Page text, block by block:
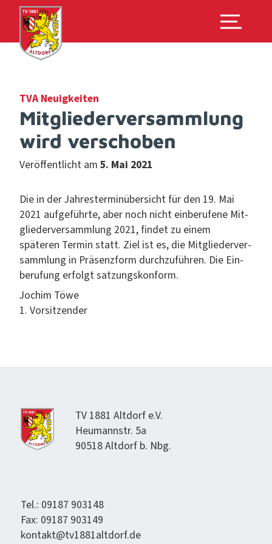
TVA Neuigkeiten
Mitgliederversammlung
wird verschoben
Veröffentlicht am 5. Mai 2021
Die in der Jahrester­minüber­sicht für den 19. Mai
2021 aufge­führte, aber noch nicht ein­berufene Mit­
gliederver­samm­lung 2021, find­et zu einem
späteren Ter­min statt. Ziel ist es, die Mit­gliederver­
samm­lung in Präsen­z­form durchzuführen. Die Ein­
beru­fung erfol­gt satzungskonform.
Jochim Töwe
1. Vor­sitzen­der
TV 1881 Alt­dorf e.V.
Heumannstr. 5a
90518 Alt­dorf b. Nbg.
Tel.: 09187 903148
Fax: 09187 903149
kontakt@tv1881altdorf.de